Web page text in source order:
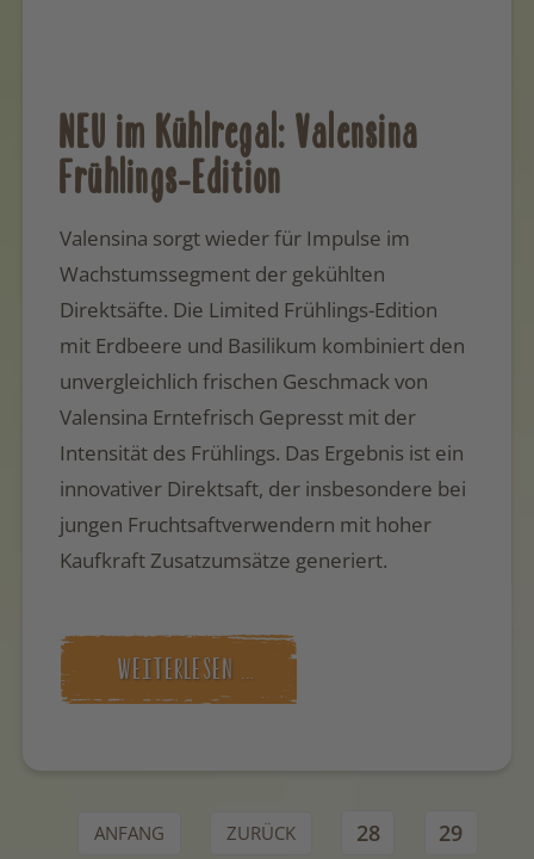
NEU im Kühlregal: Valensina
Frühlings-Edition
Valensina sorgt wieder für Impulse im
Wachstumssegment der gekühlten
Direktsäfte. Die Limited Frühlings-Edition
mit Erdbeere und Basilikum kombiniert den
unvergleichlich frischen Geschmack von
Valensina Erntefrisch Gepresst mit der
Intensität des Frühlings. Das Ergebnis ist ein
innovativer Direktsaft, der insbesondere bei
jungen Fruchtsaftverwendern mit hoher
Kaufkraft Zusatzumsätze generiert.
WEITERLESEN …
ANFANG ZURÜCK 28 29